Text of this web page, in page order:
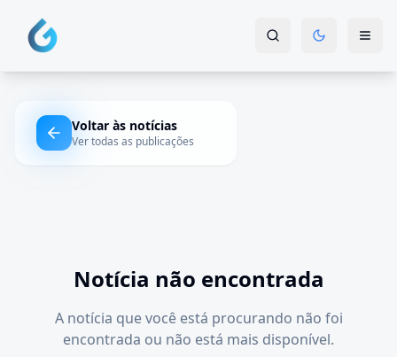
Voltar às notícias
Ver todas as publicações
Notícia não encontrada
A notícia que você está procurando não foi
encontrada ou não está mais disponível.